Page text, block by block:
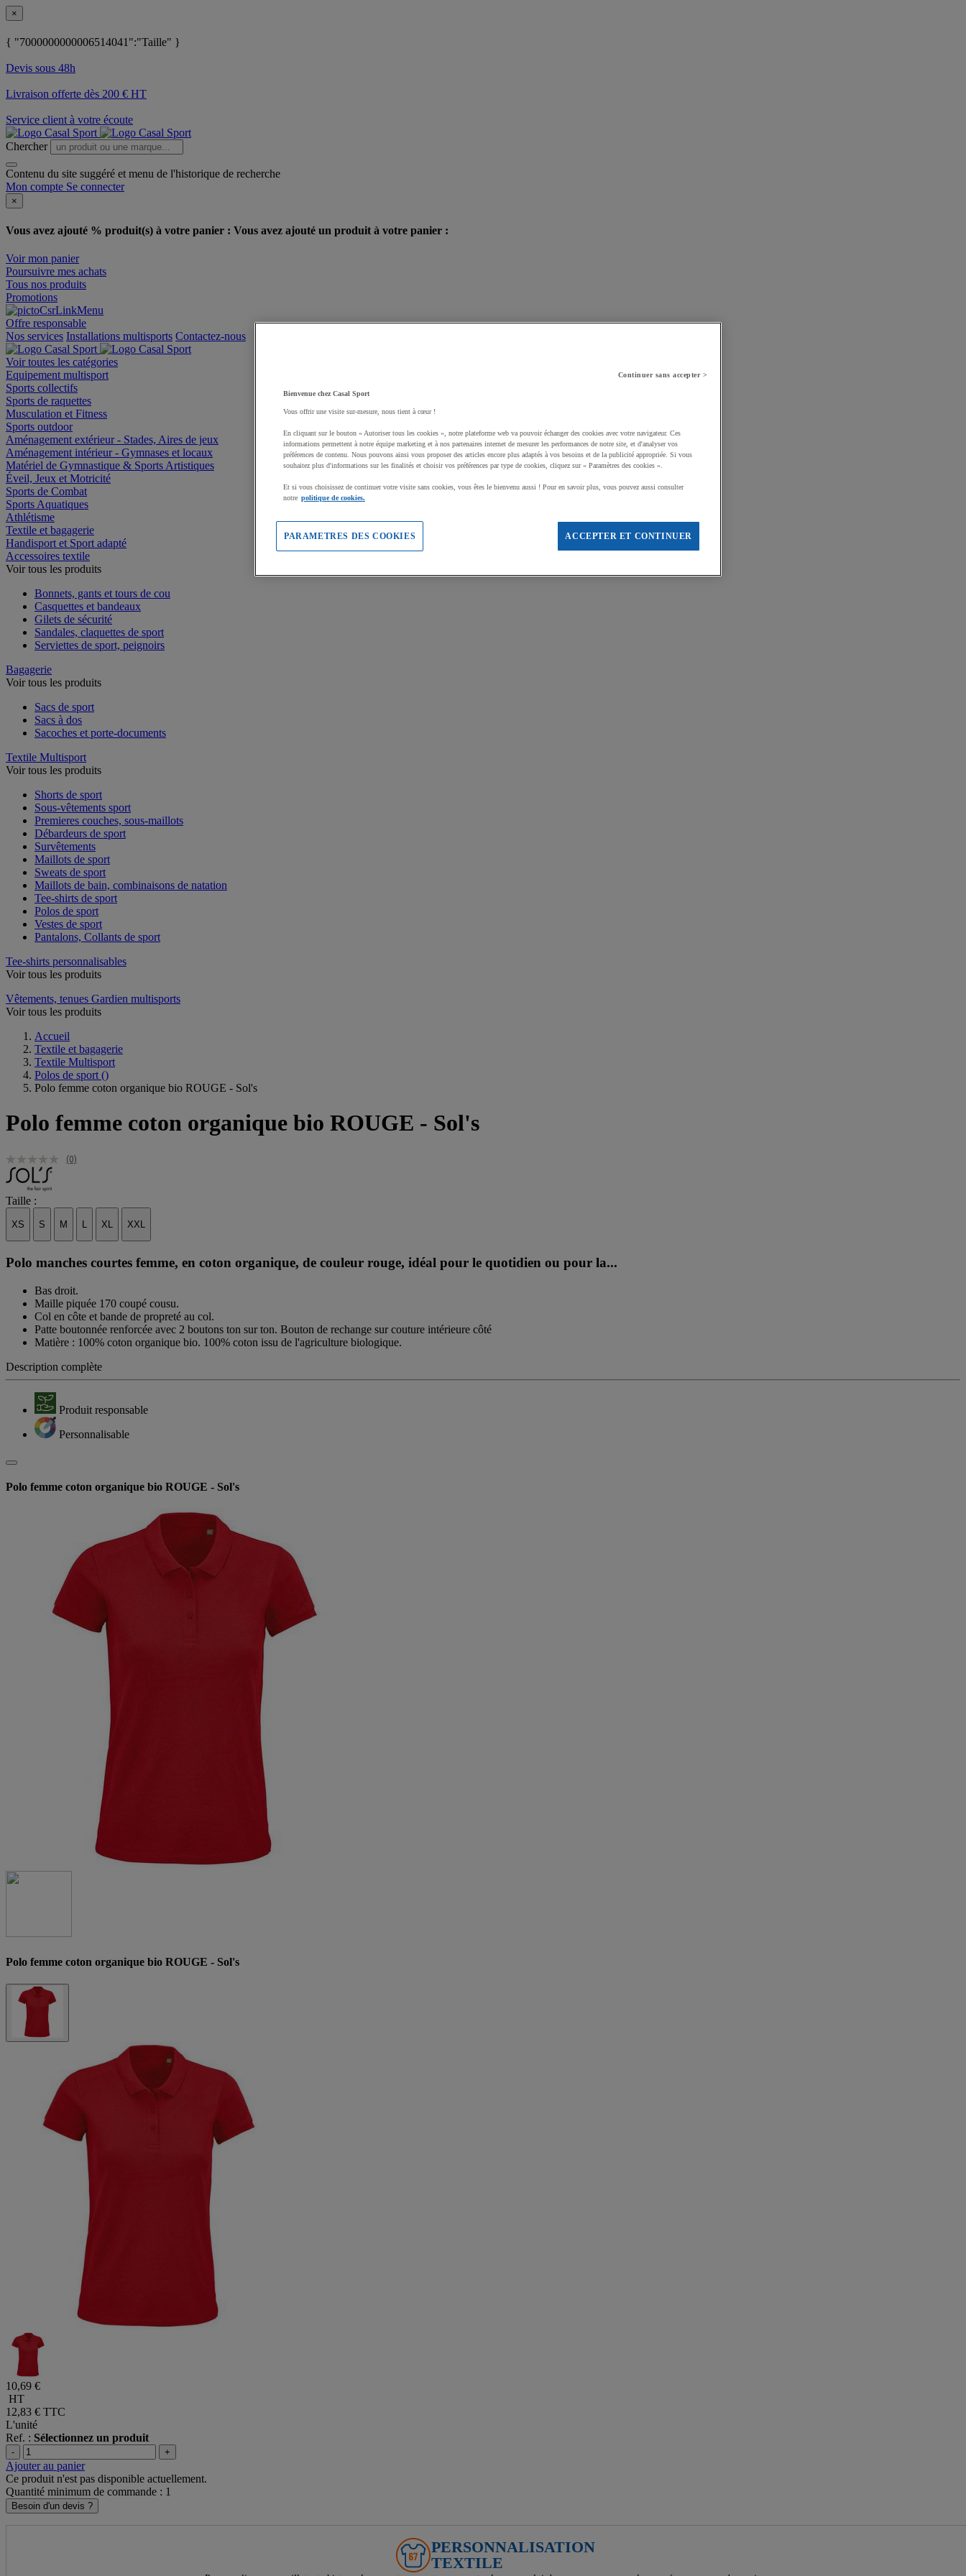
×
{ "7000000000006514041":"Taille" }
Devis sous 48h
Livraison offerte dès 200 € HT
Service client à votre écoute
Chercher
Contenu du site suggéré et menu de l'historique de recherche
Mon compte Se connecter
×
Vous avez ajouté % produit(s) à votre panier : Vous avez ajouté un produit à votre panier :
Voir mon panier
Poursuivre mes achats
Tous nos produits
Promotions
Offre responsable
Nos services Installations multisports Contactez-nous
Voir toutes les catégories
Equipement multisport
Sports collectifs
Sports de raquettes
Musculation et Fitness
Sports outdoor
Aménagement extérieur - Stades, Aires de jeux
Aménagement intérieur - Gymnases et locaux
Matériel de Gymnastique & Sports Artistiques
Éveil, Jeux et Motricité
Sports de Combat
Sports Aquatiques
Athlétisme
Textile et bagagerie
Handisport et Sport adapté
Accessoires textile
Voir tous les produits
Bonnets, gants et tours de cou
Casquettes et bandeaux
Gilets de sécurité
Sandales, claquettes de sport
Serviettes de sport, peignoirs
Bagagerie
Voir tous les produits
Sacs de sport
Sacs à dos
Sacoches et porte-documents
Textile Multisport
Voir tous les produits
Shorts de sport
Sous-vêtements sport
Premieres couches, sous-maillots
Débardeurs de sport
Survêtements
Maillots de sport
Sweats de sport
Maillots de bain, combinaisons de natation
Tee-shirts de sport
Polos de sport
Vestes de sport
Pantalons, Collants de sport
Tee-shirts personnalisables
Voir tous les produits
Vêtements, tenues Gardien multisports
Voir tous les produits
Accueil
Textile et bagagerie
Textile Multisport
Polos de sport ()
Polo femme coton organique bio ROUGE - Sol's
Polo femme coton organique bio ROUGE - Sol's
(0)
Taille :
XS S M L XL XXL
Polo manches courtes femme, en coton organique, de couleur rouge, idéal pour le quotidien ou pour la...
Bas droit.
Maille piquée 170 coupé cousu.
Col en côte et bande de propreté au col.
Patte boutonnée renforcée avec 2 boutons ton sur ton. Bouton de rechange sur couture intérieure côté
Matière : 100% coton organique bio. 100% coton issu de l'agriculture biologique.
Description complète
Produit responsable
Personnalisable
Polo femme coton organique bio ROUGE - Sol's
Polo femme coton organique bio ROUGE - Sol's
10,69 €
HT
12,83 € TTC
L'unité
Ref. : Sélectionnez un produit
- +
Ajouter au panier
Ce produit n'est pas disponible actuellement.
Quantité minimum de commande : 1
Besoin d'un devis ?
PERSONNALISATION
TEXTILE
Continuer sans accepter >
Bienvenue chez Casal Sport
Vous offrir une visite sur-mesure, nous tient à cœur !
En cliquant sur le bouton « Autoriser tous les cookies », notre plateforme web va pouvoir échanger des cookies avec votre navigateur. Ces
informations permettent à notre équipe marketing et à nos partenaires internet de mesurer les performances de notre site, et d'analyser vos
préférences de contenu. Nous pouvons ainsi vous proposer des articles encore plus adaptés à vos besoins et de la publicité appropriée. Si vous
souhaitez plus d'informations sur les finalités et choisir vos préférences par type de cookies, cliquez sur « Paramètres des cookies ».
Et si vous choisissez de continuer votre visite sans cookies, vous êtes le bienvenu aussi ! Pour en savoir plus, vous pouvez aussi consulter
notre politique de cookies.
ACCEPTER ET CONTINUER
PARAMETRES DES COOKIES